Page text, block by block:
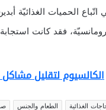
اتّباع الحميات الغذائيّة
فقد كانت
الكالسيوم لتقليل
الغذائية الطعام والجنس